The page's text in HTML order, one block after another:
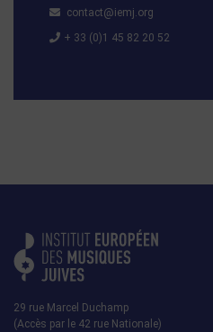
contact@iemj.org
+ 33 (0)1 45 82 20 52
29 rue Marcel Duchamp
(Accès par le 42 rue Nationale)